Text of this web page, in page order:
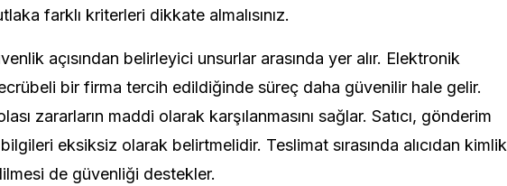
farklı kriterleri dikkate almalısınız.
açısından belirleyici unsurlar arasında yer alır. Elektronik
tecrübeli bir firma tercih edildiğinde süreç daha güvenilir hale gelir.
zararların maddi olarak karşılanmasını sağlar. Satıcı, gönderim
eksiksiz olarak belirtmelidir. Teslimat sırasında alıcıdan kimlik
de güvenliği destekler.